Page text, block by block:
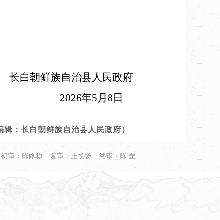
朝鲜族自治县人民政府
2026年5月8日
辑：长白朝鲜族自治县人民政府）
初审：陈修聪 复审：王悦扬 终审：陈 罡